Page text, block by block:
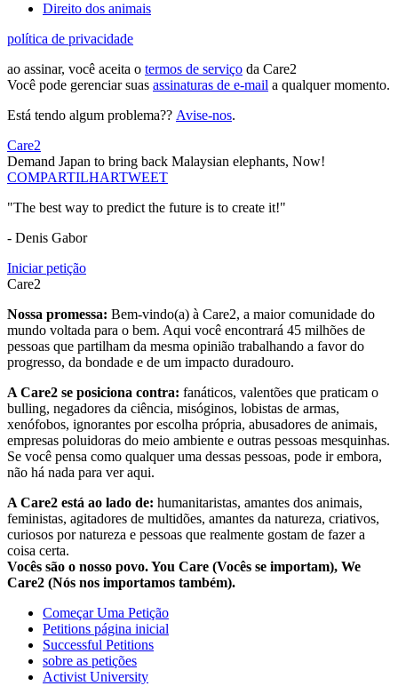
Direito dos animais
política de privacidade
ao assinar, você aceita o termos de serviço da Care2
Você pode gerenciar suas assinaturas de e-mail a qualquer momento.
Está tendo algum problema?? Avise-nos.
Care2
Demand Japan to bring back Malaysian elephants, Now!
COMPARTILHARTWEET
"The best way to predict the future is to create it!"
- Denis Gabor
Iniciar petição
Care2
Nossa promessa: Bem-vindo(a) à Care2, a maior comunidade do
mundo voltada para o bem. Aqui você encontrará 45 milhões de
pessoas que partilham da mesma opinião trabalhando a favor do
progresso, da bondade e de um impacto duradouro.
A Care2 se posiciona contra: fanáticos, valentões que praticam o
bulling, negadores da ciência, misóginos, lobistas de armas,
xenófobos, ignorantes por escolha própria, abusadores de animais,
empresas poluidoras do meio ambiente e outras pessoas mesquinhas.
Se você pensa como qualquer uma dessas pessoas, pode ir embora,
não há nada para ver aqui.
A Care2 está ao lado de: humanitaristas, amantes dos animais,
feministas, agitadores de multidões, amantes da natureza, criativos,
curiosos por natureza e pessoas que realmente gostam de fazer a
coisa certa.
Vocês são o nosso povo. You Care (Vocês se importam), We
Care2 (Nós nos importamos também).
Começar Uma Petição
Petitions página inicial
Successful Petitions
sobre as petições
Activist University